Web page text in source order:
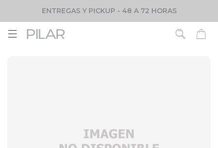
ENTREGAS Y PICKUP - 48 A 72 HORAS
